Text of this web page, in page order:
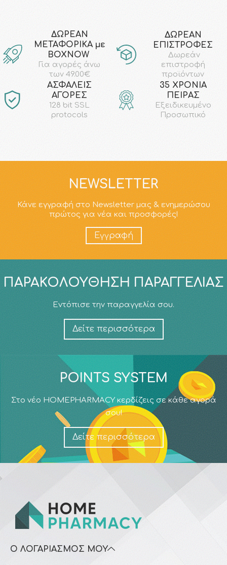
ΔΩΡΕΑΝ
ΜΕΤΑΦΟΡΙΚΑ με
ΒΟΧΝΟW
Για αγορές άνω
των 49.00€
ΔΩΡΕΑΝ
ΕΠΙΣΤΡΟΦΕΣ
Δωρεάν
επιστροφή
προϊόντων
AΣΦΑΛΕΙΣ
ΑΓΟΡΕΣ
128 bit SSL
protocols
35 ΧΡΟΝΙΑ
ΠΕΙΡΑΣ
Εξειδικευμένο
Προσωπικό
NEWSLETTER
Κάνε εγγραφή στο Newsletter μας & ενημερώσου
πρώτος για νέα και προσφορές!
Εγγραφή
ΠΑΡΑΚΟΛΟΎΘΗΣΗ ΠΑΡΑΓΓΕΛΊΑΣ
Εντόπισε την παραγγελία σου.
Δείτε περισσότερα
POINTS SYSTEM
Στο νέο HOMEPHARMACY κερδίζεις σε κάθε αγορά
σου!
Δείτε περισσότερα
Ο ΛΟΓΑΡΙΑΣΜΌΣ ΜΟΥ